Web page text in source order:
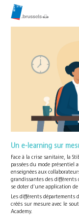
Un e-learning sur
Face à la crise sanitaire, la
passées du mode présentiel
enseignées aux
grandissantes des différents
se doter d’une application
Les différents départements
créés sur mesure avec le
Academy.